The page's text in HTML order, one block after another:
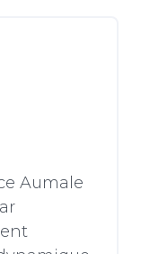
Aumale